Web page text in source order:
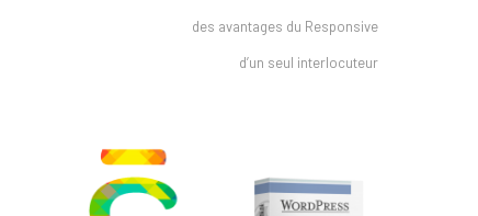
des avantages du Responsive
d’un seul interlocuteur